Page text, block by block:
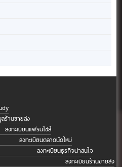
ร้านขายส่ง
ลงทะเบียนแฟรนไชส์
ลงทะเบียนตลาดนัดใหม่
ลงทะเบียนธุรกิจน่าสนใจ
ลงทะเบียนร้านขายส่ง